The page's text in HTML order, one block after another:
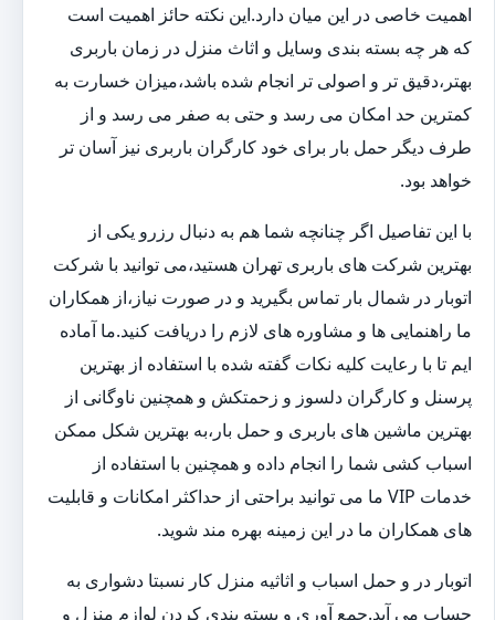
اهمیت خاصی در این میان دارد.این نکته حائز اهمیت است
که هر چه بسته بندی وسایل و اثاث منزل در زمان باربری
بهتر،دقیق تر و اصولی تر انجام شده باشد،میزان خسارت به
کمترین حد امکان می رسد و حتی به صفر می رسد و از
طرف دیگر حمل بار برای خود کارگران باربری نیز آسان تر
خواهد بود.
با این تفاصیل اگر چنانچه شما هم به دنبال رزرو یکی از
بهترین شرکت های باربری تهران هستید،می توانید با شرکت
اتوبار در شمال بار تماس بگیرید و در صورت نیاز،از همکاران
ما راهنمایی ها و مشاوره های لازم را دریافت کنید.ما آماده
ایم تا با رعایت کلیه نکات گفته شده با استفاده از بهترین
پرسنل و کارگران دلسوز و زحمتکش و همچنین ناوگانی از
بهترین ماشین های باربری و حمل بار،به بهترین شکل ممکن
اسباب کشی شما را انجام داده و همچنین با استفاده از
خدمات VIP ما می توانید براحتی از حداکثر امکانات و قابلیت
های همکاران ما در این زمینه بهره مند شوید.
اتوبار در و حمل اسباب و اثاثیه منزل کار نسبتا دشواری به
حساب می آید.جمع آوری و بسته بندی کردن لوازم منزل و